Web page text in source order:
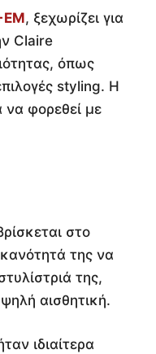
, ξεχωρίζει για
Claire
όπως
styling. Η
να φορεθεί με
στο
της να
της,
αισθητική.
ιδιαίτερα